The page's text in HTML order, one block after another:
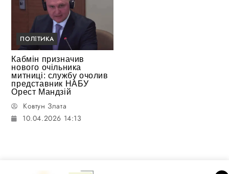
ПОЛІТИКА
Кабмін призначив
нового очільника
митниці: службу очолив
представник НАБУ
Орест Мандзій
Ковтун Злата
10.04.2026 14:13